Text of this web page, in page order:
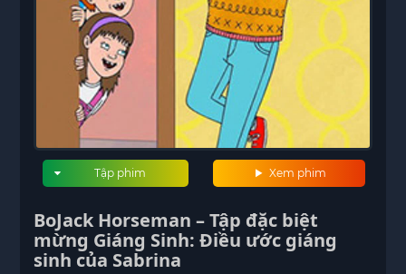
Xem phim
Tập phim
BoJack Horseman – Tập đặc biệt
mừng Giáng Sinh: Điều ước giáng
sinh của Sabrina